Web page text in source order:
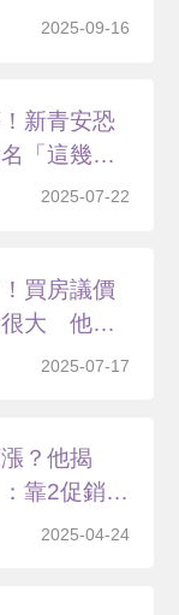
2025-09-16
新青安恐
「這幾
2025-07-22
買房議價
很大 他觀
2025-07-17
？他揭
靠2促銷方
2025-04-24